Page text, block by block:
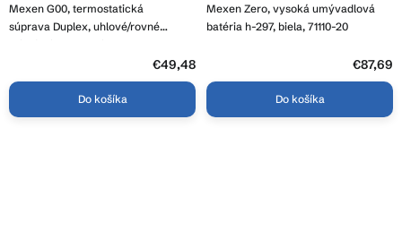
Mexen G00, termostatická
súprava Duplex, uhlové/rovné
produktu
je
4,0
€49,48
Do košíka
Mexen Zero, vysoká umývadlová
batéria h-297, biela, 71110-20
€87,69
Do košíka